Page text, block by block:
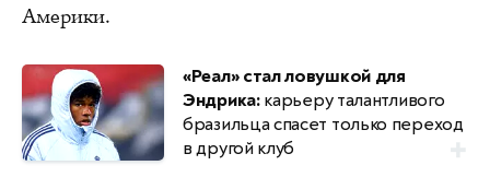
Америки.
«Реал» стал ловушкой для
Эндрика:карьеру талантливого
бразильца спасет только переход
в другой клуб